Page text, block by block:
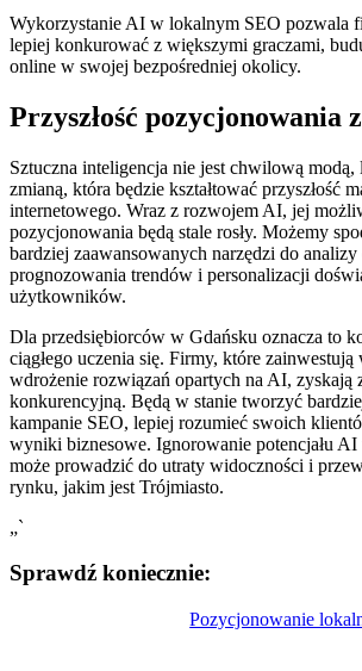
Wykorzystanie AI w lokalnym SEO pozwala
lepiej konkurować z większymi graczami,
online w swojej bezpośredniej okolicy.
Przyszłość pozycjonowania
Sztuczna inteligencja nie jest chwilową modą,
zmianą, która będzie kształtować przyszłość
internetowego. Wraz z rozwojem AI, jej
pozycjonowania będą stale rosły. Możemy
bardziej zaawansowanych narzędzi do analizy
prognozowania trendów i personalizacji
użytkowników.
Dla przedsiębiorców w Gdańsku oznacza to
ciągłego uczenia się. Firmy, które
wdrożenie rozwiązań opartych na AI, zyskają
konkurencyjną. Będą w stanie tworzyć
kampanie SEO, lepiej rozumieć swoich
wyniki biznesowe. Ignorowanie potencjału
może prowadzić do utraty widoczności i
rynku, jakim jest Trójmiasto.
„`
Sprawdź koniecznie:
Pozycjonowanie